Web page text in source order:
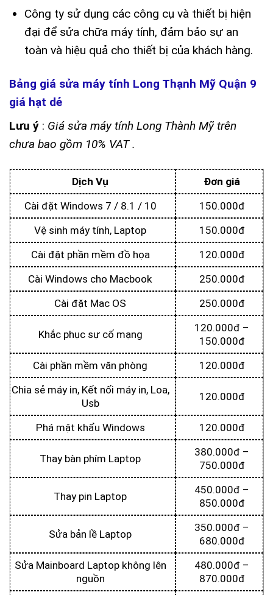
Công ty sử dụng các công cụ và thiết bị hiện
đại để sửa chữa máy tính, đảm bảo sự an
toàn và hiệu quả cho thiết bị của khách hàng.
Bảng giá sửa máy tính Long Thạnh Mỹ Quận 9
giá hạt dẻ
Lưu ý : Giá sửa máy tính Long Thành Mỹ trên
chưa bao gồm 10% VAT .
Dịch Vụ
Đơn giá
Cài đặt Windows 7 / 8.1 / 10
150.000đ
Vệ sinh máy tính, Laptop
150.000đ
Cài đặt phần mềm đồ họa
120.000đ
Cài Windows cho Macbook
250.000đ
Cài đặt Mac OS
250.000đ
Khắc phục sự cố mạng
120.000đ –
150.000đ
Cài phần mềm văn phòng
120.000đ
Chia sẻ máy in, Kết nối máy in, Loa,
Usb
120.000đ
Phá mật khẩu Windows 120.000đ
Thay bàn phím Laptop
380.000đ –
750.000đ
Thay pin Laptop
450.000đ –
850.000đ
Sửa bản lề Laptop
350.000đ –
680.000đ
Sửa Mainboard Laptop không lên
nguồn
480.000đ –
870.000đ